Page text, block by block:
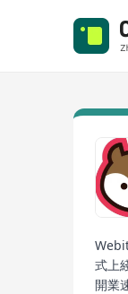
式上
開業